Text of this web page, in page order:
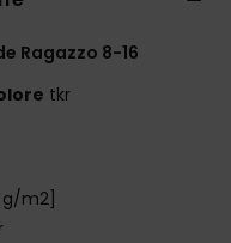
Ragazzo 8-16
tkr
m2]